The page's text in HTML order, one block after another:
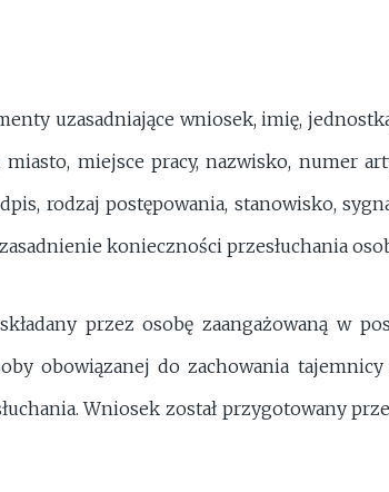
uzasadniające wniosek, imię,
miejsce pracy, nazwisko, numer
rodzaj postępowania, stanowisko,
konieczności przesłuchania
przez osobę zaangażowaną w
obowiązanej do zachowania
Wniosek został przygotowany